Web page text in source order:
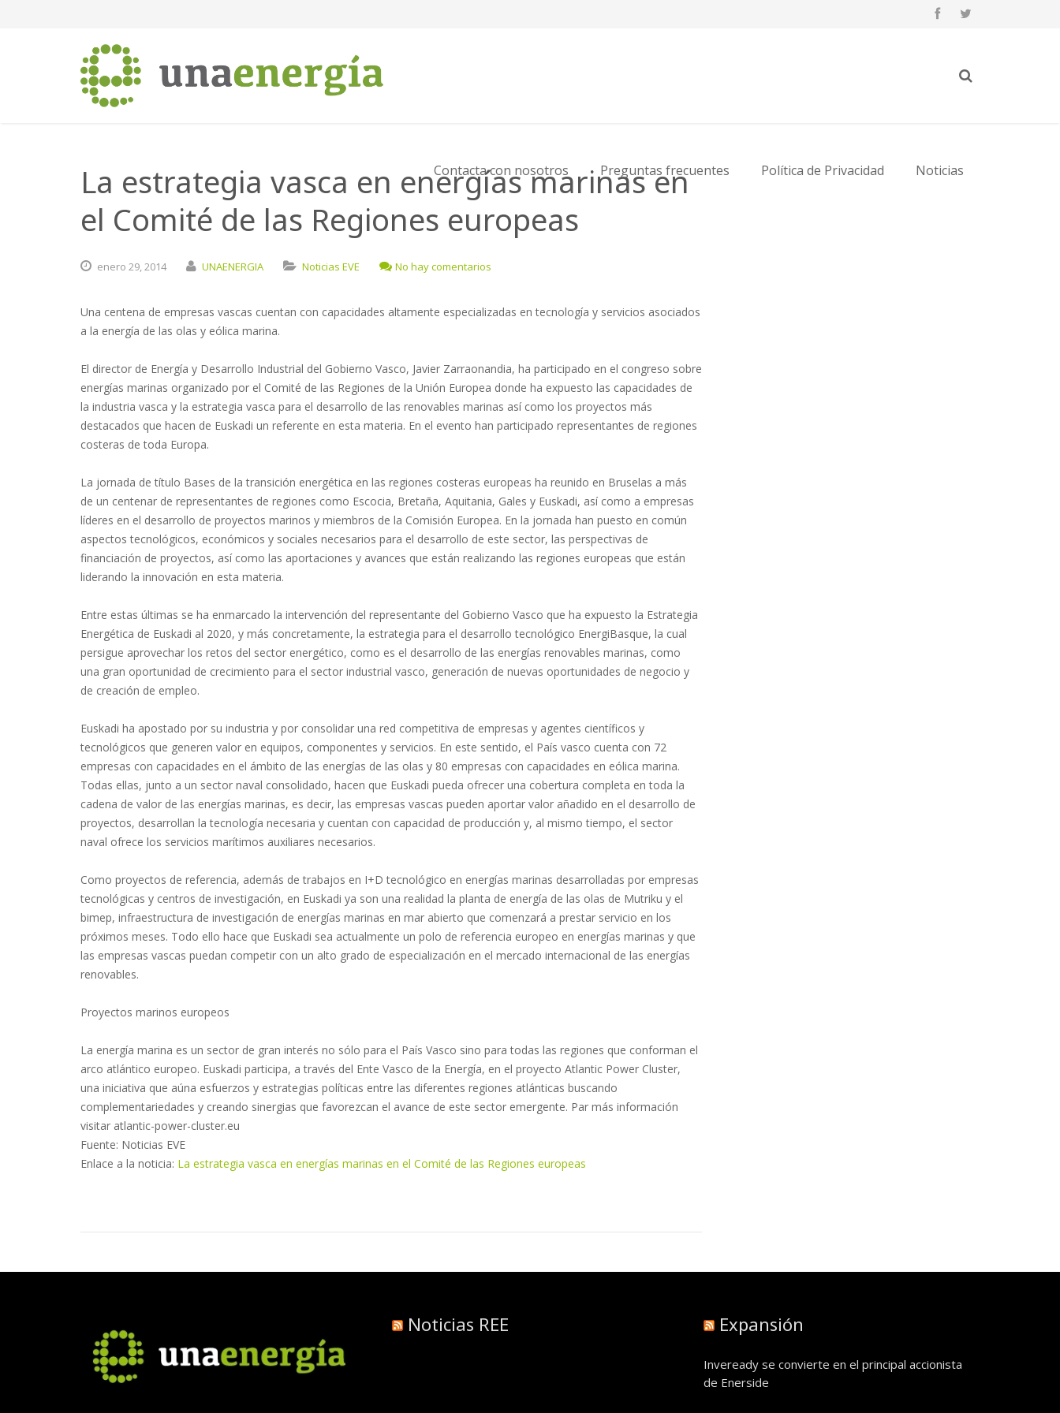
Contacta con nosotros Preguntas frecuentes Política de Privacidad Noticias
La estrategia vasca en energías marinas en
el Comité de las Regiones europeas
enero 29,2014 UNAENERGIA Noticias EVE No hay comentarios
Una centena de empresas vascas cuentan con capacidades altamente especializadas en tecnología y servicios asociados
a la energía de las olas y eólica marina.
El director de Energía y Desarrollo Industrial del Gobierno Vasco, Javier Zarraonandia, ha participado en el congreso sobre
energías marinas organizado por el Comité de las Regiones de la Unión Europea donde ha expuesto las capacidades de
la industria vasca y la estrategia vasca para el desarrollo de las renovables marinas así como los proyectos más
destacados que hacen de Euskadi un referente en esta materia. En el evento han participado representantes de regiones
costeras de toda Europa.
La jornada de título Bases de la transición energética en las regiones costeras europeas ha reunido en Bruselas a más
de un centenar de representantes de regiones como Escocia, Bretaña, Aquitania, Gales y Euskadi, así como a empresas
líderes en el desarrollo de proyectos marinos y miembros de la Comisión Europea. En la jornada han puesto en común
aspectos tecnológicos, económicos y sociales necesarios para el desarrollo de este sector, las perspectivas de
financiación de proyectos, así como las aportaciones y avances que están realizando las regiones europeas que están
liderando la innovación en esta materia.
Entre estas últimas se ha enmarcado la intervención del representante del Gobierno Vasco que ha expuesto la Estrategia
Energética de Euskadi al 2020, y más concretamente, la estrategia para el desarrollo tecnológico EnergiBasque, la cual
persigue aprovechar los retos del sector energético, como es el desarrollo de las energías renovables marinas, como
una gran oportunidad de crecimiento para el sector industrial vasco, generación de nuevas oportunidades de negocio y
de creación de empleo.
Euskadi ha apostado por su industria y por consolidar una red competitiva de empresas y agentes científicos y
tecnológicos que generen valor en equipos, componentes y servicios. En este sentido, el País vasco cuenta con 72
empresas con capacidades en el ámbito de las energías de las olas y 80 empresas con capacidades en eólica marina.
Todas ellas, junto a un sector naval consolidado, hacen que Euskadi pueda ofrecer una cobertura completa en toda la
cadena de valor de las energías marinas, es decir, las empresas vascas pueden aportar valor añadido en el desarrollo de
proyectos, desarrollan la tecnología necesaria y cuentan con capacidad de producción y, al mismo tiempo, el sector
naval ofrece los servicios marítimos auxiliares necesarios.
Como proyectos de referencia, además de trabajos en I+D tecnológico en energías marinas desarrolladas por empresas
tecnológicas y centros de investigación, en Euskadi ya son una realidad la planta de energía de las olas de Mutriku y el
bimep, infraestructura de investigación de energías marinas en mar abierto que comenzará a prestar servicio en los
próximos meses. Todo ello hace que Euskadi sea actualmente un polo de referencia europeo en energías marinas y que
las empresas vascas puedan competir con un alto grado de especialización en el mercado internacional de las energías
renovables.
Proyectos marinos europeos
La energía marina es un sector de gran interés no sólo para el País Vasco sino para todas las regiones que conforman el
arco atlántico europeo. Euskadi participa, a través del Ente Vasco de la Energía, en el proyecto Atlantic Power Cluster,
una iniciativa que aúna esfuerzos y estrategias políticas entre las diferentes regiones atlánticas buscando
complementariedades y creando sinergias que favorezcan el avance de este sector emergente. Par más información
visitar atlantic-power-cluster.eu
Fuente: Noticias EVE
Enlace a la noticia: La estrategia vasca en energías marinas en el Comité de las Regiones europeas
Noticias REE Expansión
Inveready se convierte en el principal accionista
de Enerside